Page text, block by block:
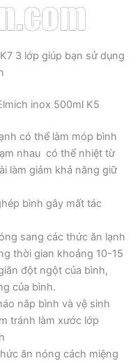
3 lớp giúp bạn sử dụng
inox 500ml K5
có thể làm móp bình
nhau có thể nhiệt từ
làm giảm khả năng giữ
bình gây mất tác
sang các thức ăn lạnh
thời gian khoảng 10-15
đột ngột của bình,
của bình.
nắp bình và vệ sinh
tránh làm xước lớp
ăn nóng cách miệng